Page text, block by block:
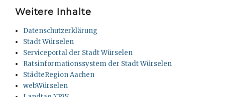
Weitere Inhalte
Datenschutzerklärung
Stadt Würselen
Serviceportal der Stadt Würselen
Ratsinformationssystem der Stadt Würselen
StädteRegion Aachen
webWürselen